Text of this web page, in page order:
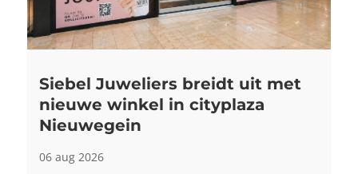
Siebel Juweliers breidt uit met
nieuwe winkel in cityplaza
Nieuwegein
06 aug 2026